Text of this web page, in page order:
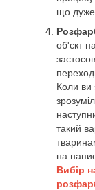
що
об'єкт
Коли ви
такий
на
Вибір